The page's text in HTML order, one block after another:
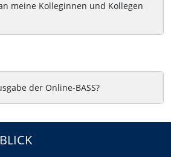
meine Kolleginnen und Kollegen
der Online-BASS?